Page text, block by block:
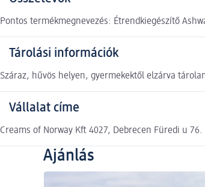
Pontos termékmegnevezés: Étrendkiegészítő
Tárolási információk
Száraz, hűvös helyen, gyermekektől elzárva
Vállalat címe
Creams of Norway Kft 4027, Debrecen Füredi u
Ajánlás